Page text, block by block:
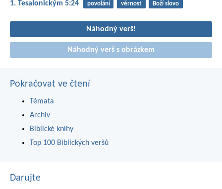
1. Tesalonickým 5:24 povolání věrnost Boží slovo
Náhodný verš!
Náhodný verš s obrázkem
Pokračovat ve čtení
Témata
Archiv
Biblické knihy
Top 100 Biblických veršů
Darujte